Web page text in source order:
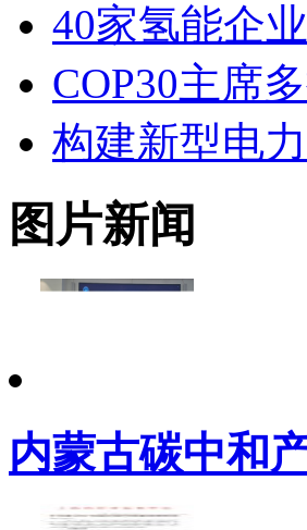
40家氢能企
COP30主席
构建新型电
图片新闻
内蒙古碳中和